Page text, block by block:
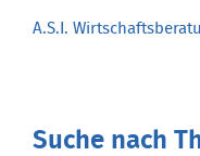
A.S.I.
Suche nach